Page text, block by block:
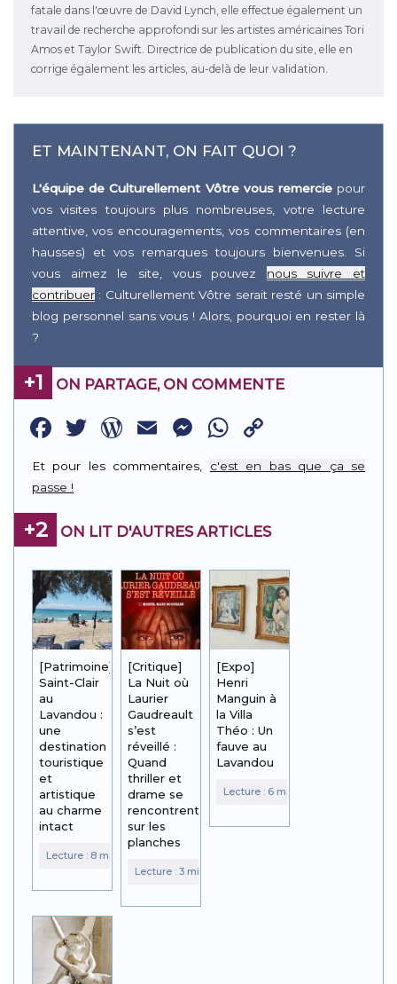
fatale dans l'œuvre de David Lynch, elle effectue également un
travail de recherche approfondi sur les artistes américaines Tori
Amos et Taylor Swift. Directrice de publication du site, elle en
corrige également les articles, au-delà de leur validation.
ET MAINTENANT, ON FAIT QUOI ?
L'équipe de Culturellement Vôtre vous remerciepour
vos visites toujours plus nombreuses, votre lecture
attentive, vos encouragements, vos commentaires (en
hausses) et vos remarques toujours bienvenues. Si
vous aimez le site, vous pouvez nous suivre et
contribuer : Culturellement Vôtre serait resté un simple
blog personnel sans vous ! Alors, pourquoi en rester là
?
+1 ON PARTAGE, ON COMMENTE
Facebook
Twitter
WordPress
EmailMessenger
WhatsApp
Link
Et pour les commentaires, c'est en bas que ça se
passe !
+2 ON LIT D'AUTRES ARTICLES
[Patrimoine]
Saint-Clair
au
Lavandou :
une
destination
touristique
et
artistique
au charme
intact
[Critique]
La Nuit où
Laurier
Gaudreault
s’est
réveillé :
Quand
thriller et
drame se
rencontrent
sur les
planches
[Expo]
Henri
Manguin à
la Villa
Théo : Un
fauve au
Lavandou